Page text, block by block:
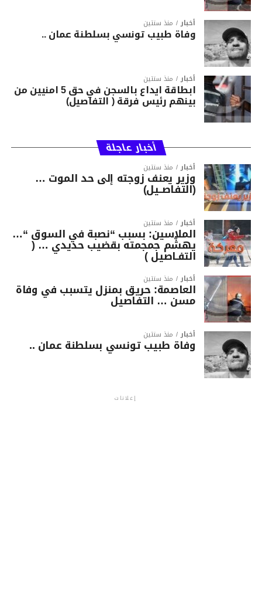
أخبار منذ سنتين
وفاة طبيب تونسي بسلطنة عمان ..
أخبار منذ سنتين
ابطاقة ايداع بالسجن في حق 5 امنيين من
بينهم رئيس فرقة ( التفاصيل)
أخبار عاجلة
أخبار منذ سنتين
وزير يعنف زوجته إلى حد الموت …
(التفاصــيل)
أخبار منذ سنتين
الملاسين: بسبب “نصبة في السوق “…
يهشّم جمجمته بقضيب حديدي … (
التفـاصيل )
أخبار منذ سنتين
العاصمة: حريق بمنزل يتسبب في وفاة
مسن … التفاصيل
أخبار منذ سنتين
وفاة طبيب تونسي بسلطنة عمان ..
إعلانات